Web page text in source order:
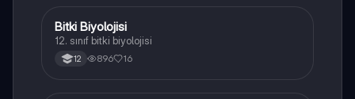
Biyoloji
Bitki Biyolojisi
12. sınıf bitki biyolojisi
12 896 16